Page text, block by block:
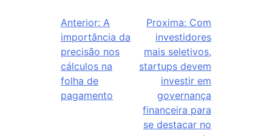
Anterior: A
importância da
precisão nos
cálculos na
folha de
pagamento
Proxima: Com
investidores
mais seletivos,
startups devem
investir em
governança
financeira para
se destacar no